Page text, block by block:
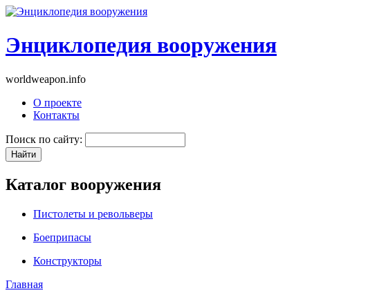
Энциклопедия вооружения
worldweapon.info
О проекте
Контакты
Поиск по сайту:
Каталог вооружения
Пистолеты и револьверы
Боеприпасы
Конструкторы
Главная